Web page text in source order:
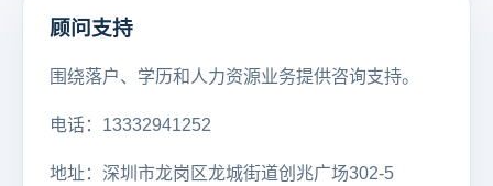
顾问支持
围绕落户、学历和人力资源业务提供咨询支持。
电话：13332941252
地址：深圳市龙岗区龙城街道创兆广场302-5